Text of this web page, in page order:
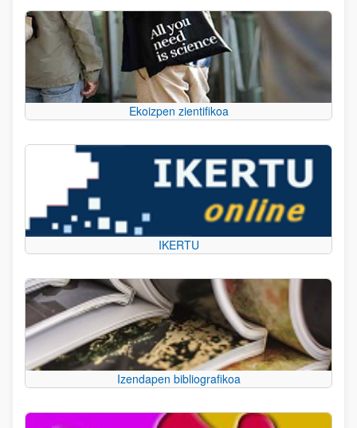
Ekoizpen zientifikoa
IKERTU
Izendapen bibliografikoa